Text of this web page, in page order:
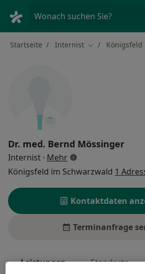
Wonach suchen Sie?
Startseite Internist Stadt ändern
Königsfeld
Dr. med. Bernd Mössinger
Internist · Mehrüber
Königsfeld im Schwarzwald 1
Kontaktdaten
Terminanfrage
Leistungen Standorte